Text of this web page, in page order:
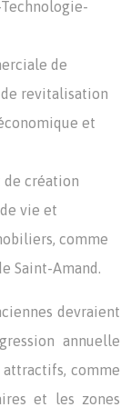
de
revitalisation
et
de création
vie et
comme
Saint-Amand.
devraient
annuelle
attractifs, comme
et les zones